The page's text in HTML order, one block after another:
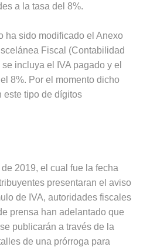
a la tasa del 8%.
ha sido modificado el Anexo
Fiscal (Contabilidad
incluya el IVA pagado y el
8%. Por el momento dicho
este tipo de dígitos
2019, el cual fue la fecha
presentaran el aviso
de IVA, autoridades fiscales
prensa han adelantado que
publicarán a través de la
de una prórroga para